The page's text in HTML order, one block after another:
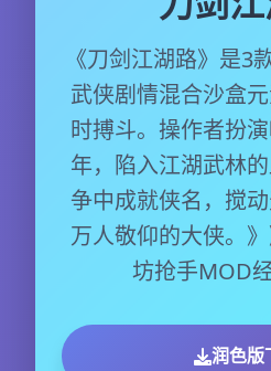
《刀剑江湖路》是3
武侠剧情混合沙盒
时搏斗。操作者扮
年，陷入江湖武林
争中成就侠名，搅
万人敬仰的大侠。
坊抢手MOD
润色版